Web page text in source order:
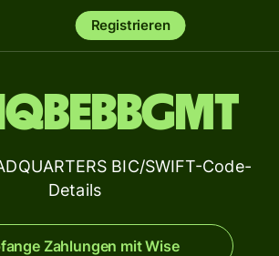
Registrieren
BIC/SWIFT-Code-
Details
Zahlungen mit Wise